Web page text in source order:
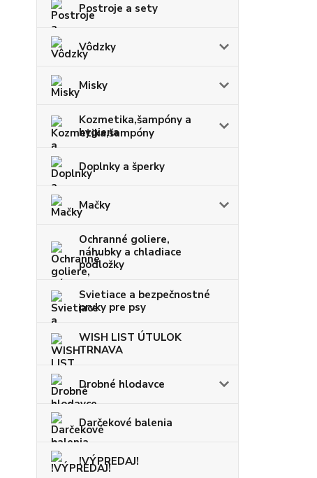
Postroje a sety
Vôdzky
Misky
Kozmetika,šampóny a
hygiena
Doplnky a šperky
Mačky
Ochranné goliere,
náhubky a chladiace
podložky
Svietiace a bezpečnostné
prvky pre psy
WISH LIST ÚTULOK
TRNAVA
Drobné hlodavce
Darčekové balenia
!VÝPREDAJ!